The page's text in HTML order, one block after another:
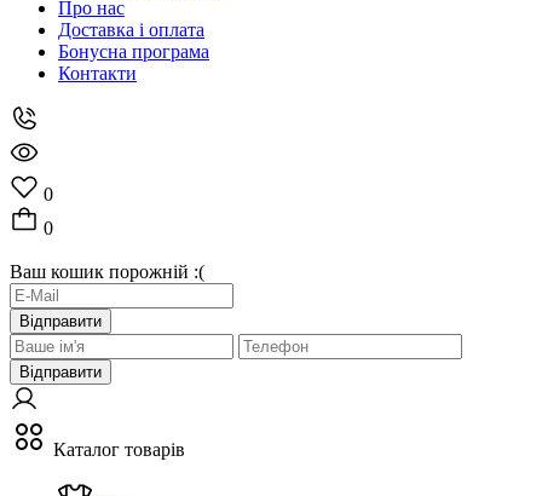
Про нас
Доставка і оплата
Бонусна програма
Контакти
0
0
Ваш кошик порожній :(
Відправити
Відправити
Каталог товарів